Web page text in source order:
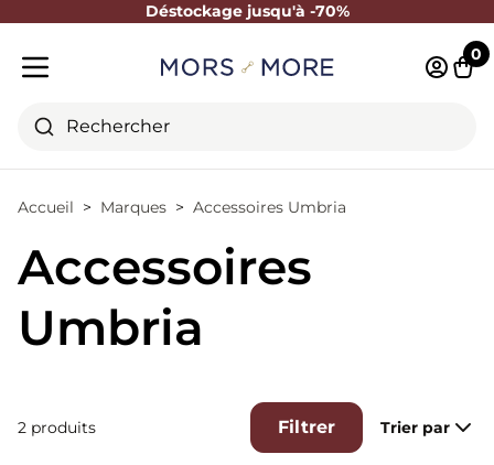
Déstockage jusqu'à -70%
Fermer
Rechercher
0
Accueil Marques Accessoires Umbria
Accessoires
Umbria
2 produits Filtrer Trier par